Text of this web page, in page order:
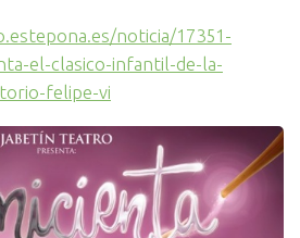
noticia/17351-
el-clasico-infantil-de-la-
felipe-vi